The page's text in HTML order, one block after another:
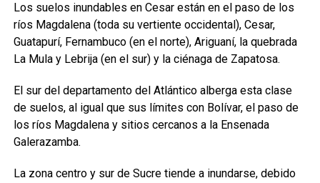
Los suelos inundables en Cesar están en el paso de los
ríos Magdalena (toda su vertiente occidental), Cesar,
Guatapurí, Fernambuco (en el norte), Ariguaní, la quebrada
La Mula y Lebrija (en el sur) y la ciénaga de Zapatosa.
El sur del departamento del Atlántico alberga esta clase
de suelos, al igual que sus límites con Bolívar, el paso de
los ríos Magdalena y sitios cercanos a la Ensenada
Galerazamba.
La zona centro y sur de Sucre tiende a inundarse, debido